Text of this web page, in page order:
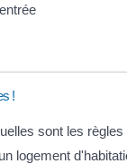
!
sont les règles
logement